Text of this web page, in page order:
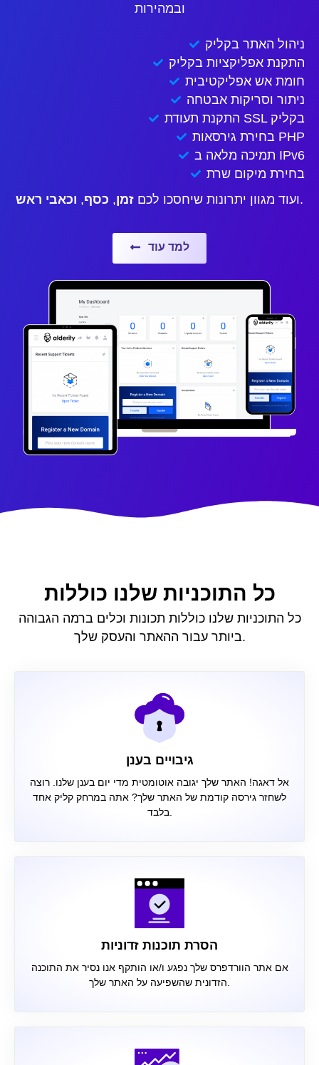
ובמהירות
ניהול האתר בקליק
התקנת אפליקציות בקליק
חומת אש אפליקטיבית
ניתור וסריקות אבטחה
התקנת תעודת SSL בקליק
בחירת גירסאות PHP
תמיכה מלאה ב IPv6
בחירת מיקום שרת
ועוד מגוון יתרונות שיחסכו לכם זמן, כסף, וכאבי ראש .
למד עוד
כל התוכניות שלנו כוללות
כל התוכניות שלנו כוללות תכונות וכלים ברמה הגבוהה
ביותר עבור ההאתר והעסק שלך.
גיבויים בענן
אל דאגה! האתר שלך יגובה אוטומטית מדי יום בענן שלנו. רוצה
לשחזר גירסה קודמת של האתר שלך? אתה במרחק קליק אחד
בלבד.
הסרת תוכנות זדוניות
אם אתר הוורדפרס שלך נפגע ו/או הותקף אנו נסיר את התוכנה